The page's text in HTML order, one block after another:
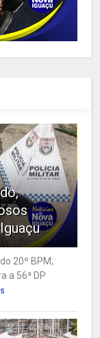
20º BPM;
a 56ª DP